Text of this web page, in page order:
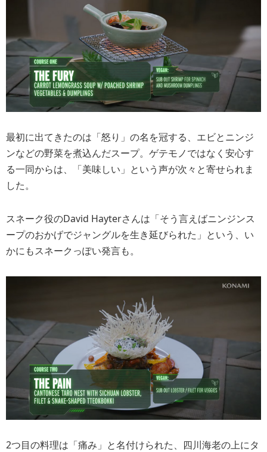
最初に出てきたのは「怒り」の名を冠する、エビとニンジ
ンなどの野菜を煮込んだスープ。ゲテモノではなく安心す
る一同からは、「美味しい」という声が次々と寄せられま
した。
スネーク役のDavid Hayterさんは「そう言えばニンジンス
ープのおかげでジャングルを生き延びられた」という、い
かにもスネークっぽい発言も。
2つ目の料理は「痛み」と名付けられた、四川海老の上にタ